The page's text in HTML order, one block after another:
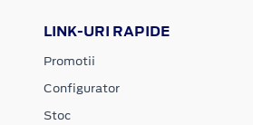
LINK-URI RAPIDE
Promotii
Configurator
Stoc